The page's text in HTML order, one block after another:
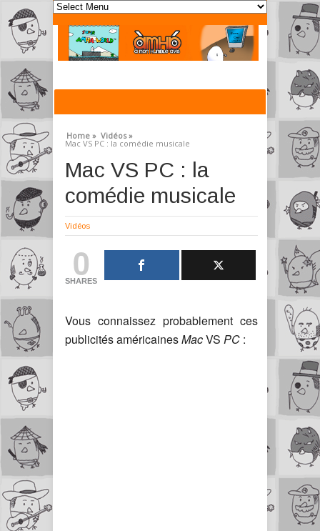
Home » Vidéos »
Mac VS PC : la comédie musicale
Mac VS PC : la
comédie musicale
Vidéos
0
SHARES
Vous connaissez probablement ces
publicités américainesMacVS PC :